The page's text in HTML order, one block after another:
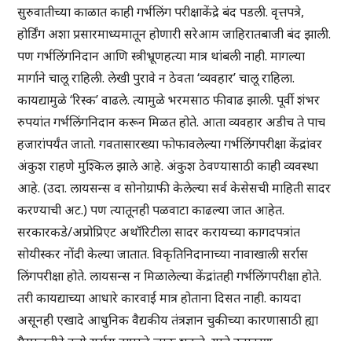
सुरुवातीच्या काळात काही गर्भलिंग परीक्षाकेंद्रे बंद पडली. वृत्तपत्रे,
होर्डिंग अशा प्रसारमाध्यमातून होणारी सरेआम जाहिरातबाजी बंद झाली.
पण गर्भलिंगनिदान आणि स्त्रीभ्रूणहत्या मात्र थांबली नाही. मागल्या
मार्गाने चालू राहिली. लेखी पुरावे न ठेवता ‘व्यवहार’ चालू राहिला.
कायद्यामुळे ‘रिस्क’ वाढले. त्यामुळे भरमसाठ फीवाढ झाली. पूर्वी शंभर
रुपयांत गर्भलिंगनिदान करून मिळत होते. आता व्यवहार अडीच ते पाच
हजारांपर्यंत जातो. गवतासारख्या फोफावलेल्या गर्भलिंगपरीक्षा केंद्रांवर
अंकुश राहणे मुश्किल झाले आहे. अंकुश ठेवण्यासाठी काही व्यवस्था
आहे. (उदा. लायसन्स व सोनोग्राफी केलेल्या सर्व केसेसची माहिती सादर
करण्याची अट.) पण त्यातूनही पळवाटा काढल्या जात आहेत.
सरकारकडे/अप्रोप्रिएट अथॉरिटीला सादर करायच्या कागदपत्रांत
सोयीस्कर नोंदी केल्या जातात. विकृतिनिदानाच्या नावाखाली सर्रास
लिंगपरीक्षा होते. लायसन्स न मिळालेल्या केंद्रांतही गर्भलिंगपरीक्षा होते.
तरी कायद्याच्या आधारे कारवाई मात्र होताना दिसत नाही. कायदा
असूनही एखादे आधुनिक वैद्यकीय तंत्रज्ञान चुकीच्या कारणासाठी ह्या